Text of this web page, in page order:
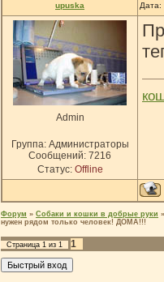
upuska
Admin
Группа: Администраторы
Сообщений: 7216
Статус: Offline
Форум » Собаки и кошки в добрые руки »
нужен рядом только человек! ДОМА!!!
Страница 1 из 1 1